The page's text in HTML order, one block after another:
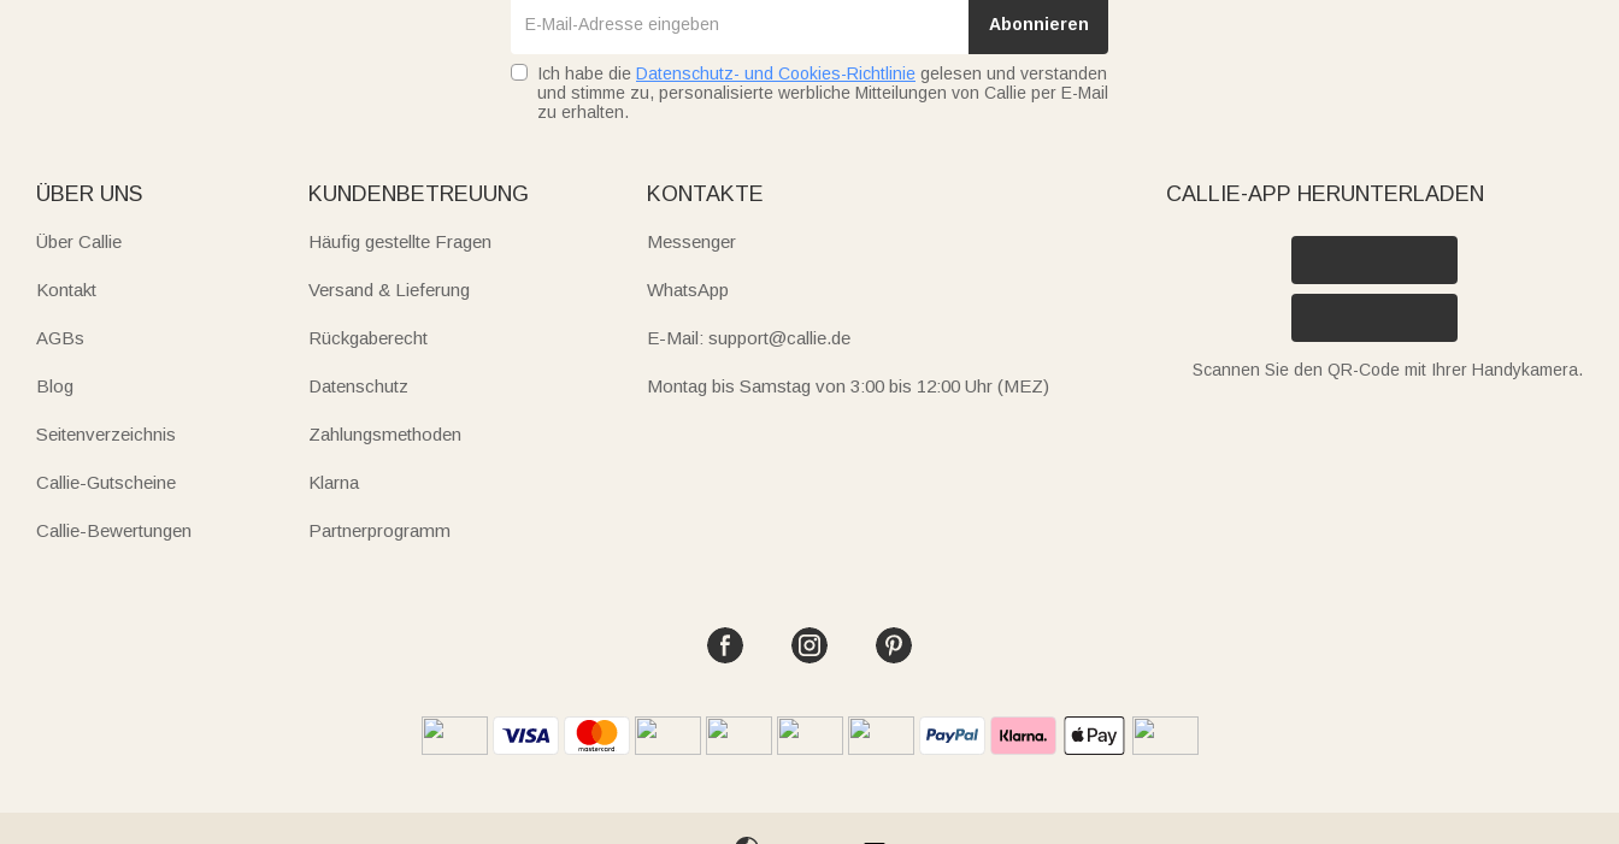
Abonnieren
Ich habe die Datenschutz- und Cookies-Richtlinie gelesen und verstanden
und stimme zu, personalisierte werbliche Mitteilungen von Callie per E-Mail
zu erhalten.
ÜBER UNS
Über Callie
Kontakt
AGBs
Blog
Seitenverzeichnis
Callie-Gutscheine
Callie-Bewertungen
KUNDENBETREUUNG
Häufig gestellte Fragen
Versand & Lieferung
Rückgaberecht
Datenschutz
Zahlungsmethoden
Klarna
Partnerprogramm
KONTAKTE
Messenger
WhatsApp
E-Mail: support@callie.de
Montag bis Samstag von 3:00 bis 12:00 Uhr (MEZ)
CALLIE-APP HERUNTERLADEN
Scannen Sie den QR-Code mit Ihrer Handykamera.